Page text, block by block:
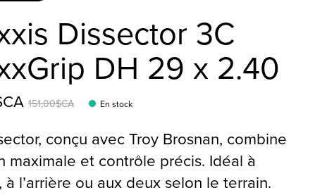
Dissector 3C
DH 29 x 2.40
151,00$CA En stock
conçu avec Troy Brosnan, combine
maximale et contrôle précis. Idéal à
à l’arrière ou aux deux selon le terrain.